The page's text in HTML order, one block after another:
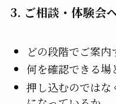
3. ご相談・体験会
どの段階でご案
何を確認できる場
押し込むのではな